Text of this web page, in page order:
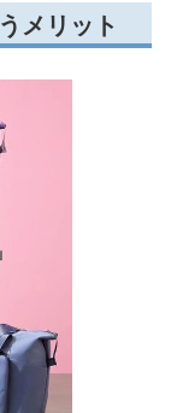
メリット